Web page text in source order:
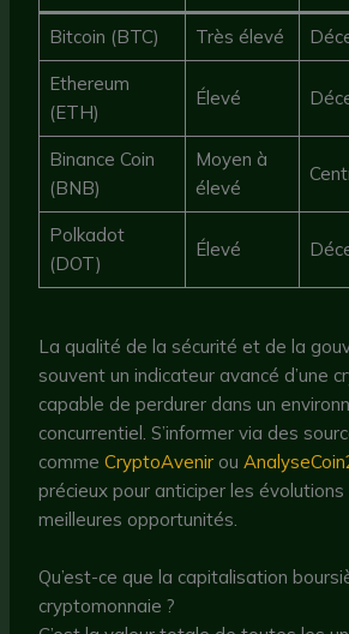
Bitcoin (BTC) Très élevé
Ethereum
(ETH)
Élevé
Binance Coin
(BNB)
Moyen à
élevé
Polkadot
(DOT)
Élevé
La qualité de la sécurité et de la
souvent un indicateur avancé d’une
capable de perdurer dans un
concurrentiel. S’informer via des
commeCryptoAvenir ou
précieux pour anticiper les
meilleures opportunités.
Qu’est-ce que la capitalisation
cryptomonnaie ?